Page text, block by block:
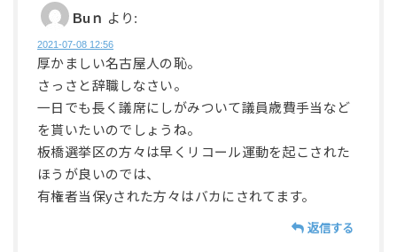
Buｎ より:
2021-07-08 12:56
厚かましい名古屋人の恥。
さっさと辞職しなさい。
一日でも長く議席にしがみついて議員歳費手当など
を貰いたいのでしょうね。
板橋選挙区の方々は早くリコール運動を起こされた
ほうが良いのでは、
有権者当保yされた方々はバカにされてます。
返信する